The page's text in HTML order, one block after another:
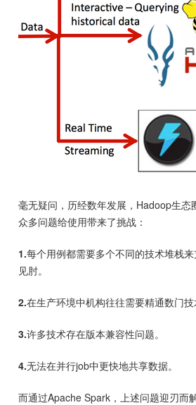
毫无疑问，历经数年发展，Hadoop生
众多问题给使用带来了挑战：
1.每个用例都需要多个不同的技术堆栈
见肘。
2.在生产环境中机构往往需要精通数门技
3.许多技术存在版本兼容性问题。
4.无法在并行job中更快地共享数据。
而通过Apache Spark，上述问题迎刃而